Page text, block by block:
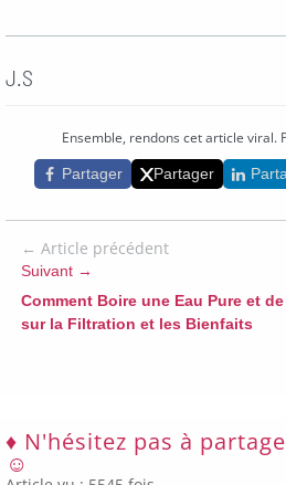
J.S
Partager cet article
Ensemble, rendons cet article viral.
Partager Partager
← Article précédent
Suivant →
Comment Boire une Eau Pure et
sur la Filtration et les Bienfaits
♦ N'hésitez pas à
☺